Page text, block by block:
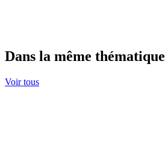
Dans la même thématique
Voir tous